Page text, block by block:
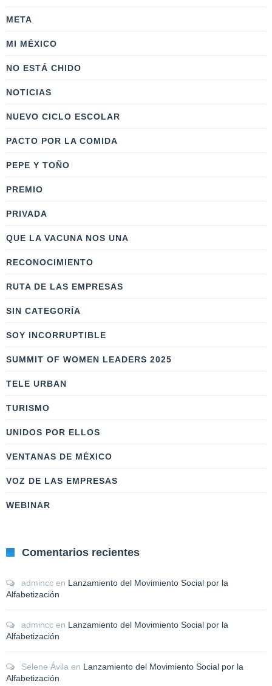
META
MI MÉXICO
NO ESTÁ CHIDO
NOTICIAS
NUEVO CICLO ESCOLAR
PACTO POR LA COMIDA
PEPE Y TOÑO
PREMIO
PRIVADA
QUE LA VACUNA NOS UNA
RECONOCIMIENTO
RUTA DE LAS EMPRESAS
SIN CATEGORÍA
SOY INCORRUPTIBLE
SUMMIT OF WOMEN LEADERS 2025
TELE URBAN
TURISMO
UNIDOS POR ELLOS
VENTANAS DE MÉXICO
VOZ DE LAS EMPRESAS
WEBINAR
Comentarios recientes
admincc en Lanzamiento del Movimiento Social por la
Alfabetización
admincc en Lanzamiento del Movimiento Social por la
Alfabetización
Selene Ávila en Lanzamiento del Movimiento Social por la
Alfabetización